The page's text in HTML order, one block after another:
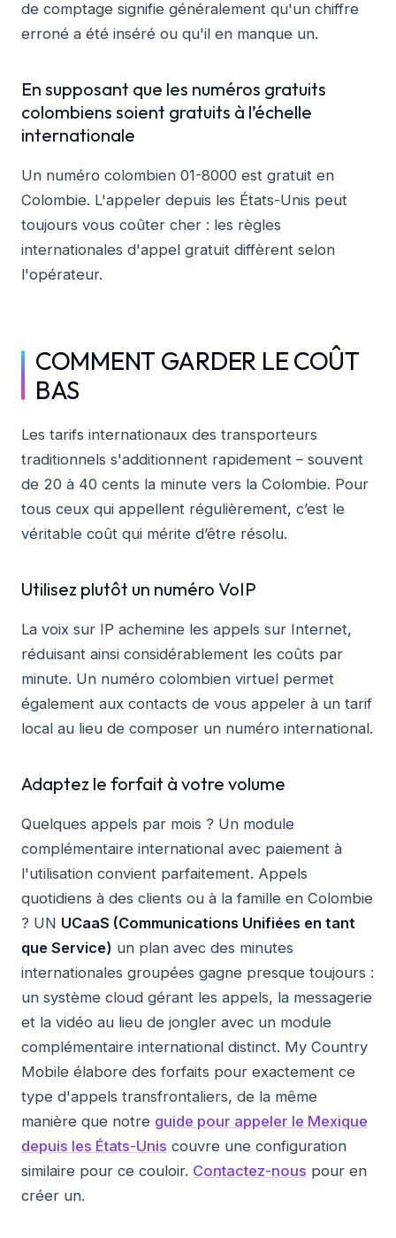
de comptage signifie généralement qu'un chiffre
erroné a été inséré ou qu'il en manque un.
En supposant que les numéros gratuits
colombiens soient gratuits à l’échelle
internationale
Un numéro colombien 01-8000 est gratuit en
Colombie. L'appeler depuis les États-Unis peut
toujours vous coûter cher : les règles
internationales d'appel gratuit diffèrent selon
l'opérateur.
COMMENT GARDER LE COÛT
BAS
Les tarifs internationaux des transporteurs
traditionnels s'additionnent rapidement – ​​souvent
de 20 à 40 cents la minute vers la Colombie. Pour
tous ceux qui appellent régulièrement, c’est le
véritable coût qui mérite d’être résolu.
Utilisez plutôt un numéro VoIP
La voix sur IP achemine les appels sur Internet,
réduisant ainsi considérablement les coûts par
minute. Un numéro colombien virtuel permet
également aux contacts de vous appeler à un tarif
local au lieu de composer un numéro international.
Adaptez le forfait à votre volume
Quelques appels par mois ? Un module
complémentaire international avec paiement à
l'utilisation convient parfaitement. Appels
quotidiens à des clients ou à la famille en Colombie
? UN UCaaS (Communications Unifiées en tant
que Service) un plan avec des minutes
internationales groupées gagne presque toujours :
un système cloud gérant les appels, la messagerie
et la vidéo au lieu de jongler avec un module
complémentaire international distinct. My Country
Mobile élabore des forfaits pour exactement ce
type d'appels transfrontaliers, de la même
manière que notre guide pour appeler le Mexique
depuis les États-Unis couvre une configuration
similaire pour ce couloir. Contactez-nous pour en
créer un.